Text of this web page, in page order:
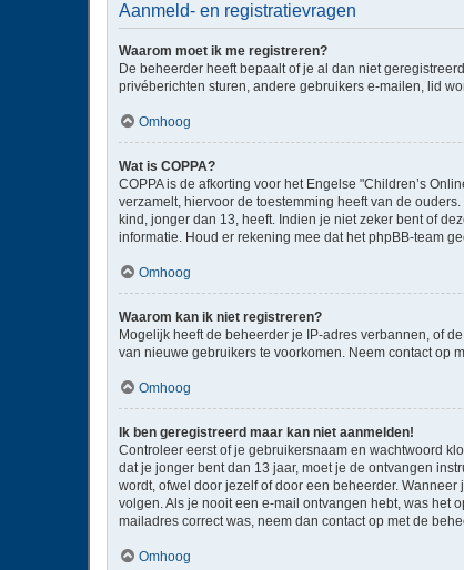
Aanmeld- en registratievragen
Waarom moet ik me registreren?
De beheerder heeft bepaalt of je al dan niet
privéberichten sturen, andere gebruikers e-mailen, lid
Omhoog
Wat is COPPA?
COPPA is de afkorting voor het Engelse "Children’s
verzamelt, hiervoor de toestemming heeft van de
kind, jonger dan 13, heeft. Indien je niet zeker bent of
informatie. Houd er rekening mee dat het phpBB-team
Omhoog
Waarom kan ik niet registreren?
Mogelijk heeft de beheerder je IP-adres verbannen, of
van nieuwe gebruikers te voorkomen. Neem contact op
Omhoog
Ik ben geregistreerd maar kan niet aanmelden!
Controleer eerst of je gebruikersnaam en wachtwoord
dat je jonger bent dan 13 jaar, moet je de ontvangen
wordt, ofwel door jezelf of door een beheerder.
volgen. Als je nooit een e-mail ontvangen hebt, was het
mailadres correct was, neem dan contact op met de
Omhoog